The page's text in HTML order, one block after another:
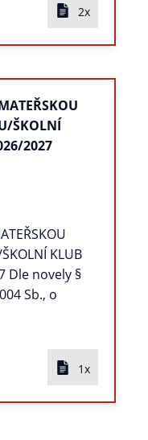
2x
ŠKOLNÍ
2027
KLUB
Dle novely §
Sb., o
1x